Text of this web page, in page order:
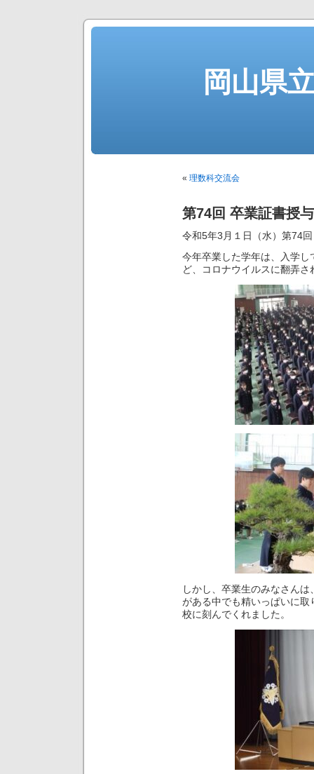
岡山県
« 理数科交流会
第74回 卒業証書授
令和5年3月１日（水）第74
今年卒業した学年は、入学
ど、コロナウイルスに翻弄
しかし、卒業生のみなさん
がある中でも精いっぱいに
校に刻んでくれました。